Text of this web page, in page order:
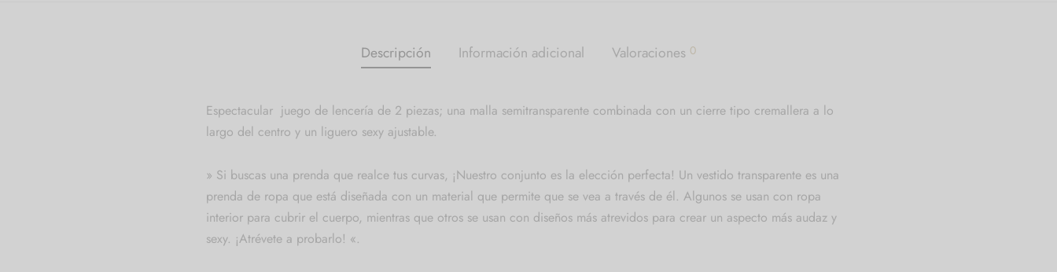
Descripción Información adicional Valoraciones 0
Espectacular juego de lencería de 2 piezas; una malla semitransparente combinada con un cierre tipo cremallera a lo
largo del centro y un liguero sexy ajustable.
» Si buscas una prenda que realce tus curvas, ¡Nuestro conjunto es la elección perfecta! Un vestido transparente es una
prenda de ropa que está diseñada con un material que permite que se vea a través de él. Algunos se usan con ropa
interior para cubrir el cuerpo, mientras que otros se usan con diseños más atrevidos para crear un aspecto más audaz y
sexy. ¡Atrévete a probarlo! «.